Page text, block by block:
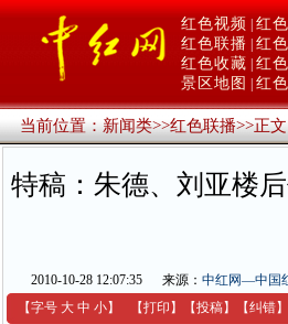
红色视频 红
红色联播 红
红色收藏 红
景区地图
红
当前位置：新闻类>>红色联播>>正文
特稿：朱德、刘亚楼
2010-10-28 12:07:35 来源： 中红网—中国
【字号 大 中 小】 【打印 】 【投稿】 【纠错】